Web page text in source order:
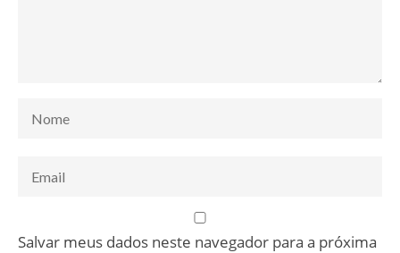
Salvar meus dados neste navegador para a próxima